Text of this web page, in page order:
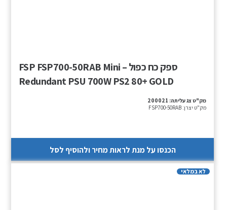
ספק כח כפול – FSP FSP700-50RAB Mini
Redundant PSU 700W PS2 80+ GOLD
מק"ט צג עליתה: 200021
מק"ט יצרן: FSP700-50RAB
הכנסו על מנת לראות מחיר ולהוסיף לסל
לא במלאי